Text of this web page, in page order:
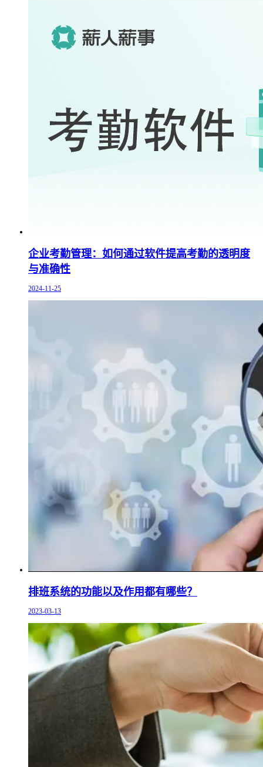
企业考勤管理：如何通过软件提高考勤的透明度
与准确性
2024-11-25
排班系统的功能以及作用都有哪些？
2023-03-13